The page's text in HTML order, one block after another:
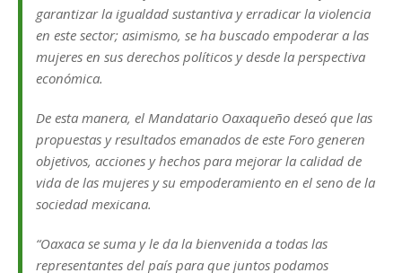
garantizar la igualdad sustantiva y erradicar la violencia
en este sector; asimismo, se ha buscado empoderar a las
mujeres en sus derechos políticos y desde la perspectiva
económica.
De esta manera, el Mandatario Oaxaqueño deseó que las
propuestas y resultados emanados de este Foro generen
objetivos, acciones y hechos para mejorar la calidad de
vida de las mujeres y su empoderamiento en el seno de la
sociedad mexicana.
“Oaxaca se suma y le da la bienvenida a todas las
representantes del país para que juntos podamos